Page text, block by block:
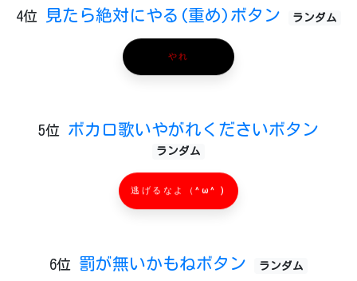
4位 見たら絶対にやる(重め)ボタン ランダム
やれ
5位 ボカロ歌いやがれくださいボタン
ランダム
逃げるなよ（^ω^ )
6位 罰が無いかもねボタン ランダム